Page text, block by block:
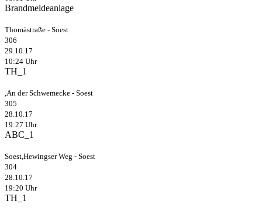
Brandmeldeanlage
Thomästraße - Soest
306
29.10.17
10:24 Uhr
TH_1
,An der Schwemecke - Soest
305
28.10.17
19:27 Uhr
ABC_1
Soest,Hewingser Weg - Soest
304
28.10.17
19:20 Uhr
TH_1